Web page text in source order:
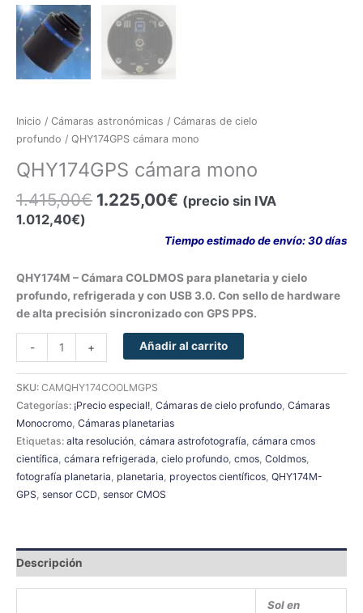
Inicio / Cámaras astronómicas / Cámaras de cielo
profundo / QHY174GPS cámara mono
QHY174GPS cámara mono
1.415,00€ 1.225,00€ (precio sin IVA
1.012,40€)
Tiempo estimado de envío: 30 días
QHY174M – Cámara COLDMOS para planetaria y cielo
profundo, refrigerada y con USB 3.0. Con sello de hardware
de alta precisión sincronizado con GPS PPS.
- + Añadir al carrito
SKU: CAMQHY174COOLMGPS
Categorías: ¡Precio especial!, Cámaras de cielo profundo, Cámaras
Monocromo, Cámaras planetarias
Etiquetas: alta resolución, cámara astrofotografía, cámara cmos
científica, cámara refrigerada, cielo profundo, cmos, Coldmos,
fotografía planetaria, planetaria, proyectos científicos, QHY174M-
GPS, sensor CCD, sensor CMOS
Descripción
Sol en